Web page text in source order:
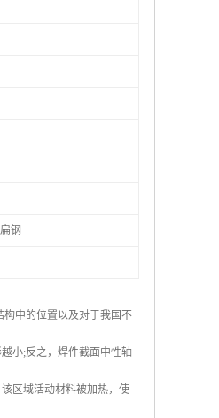
钢
中的位置以及对于我国不
小;反之，焊件截面中性轴
区域活动材料被加热，使